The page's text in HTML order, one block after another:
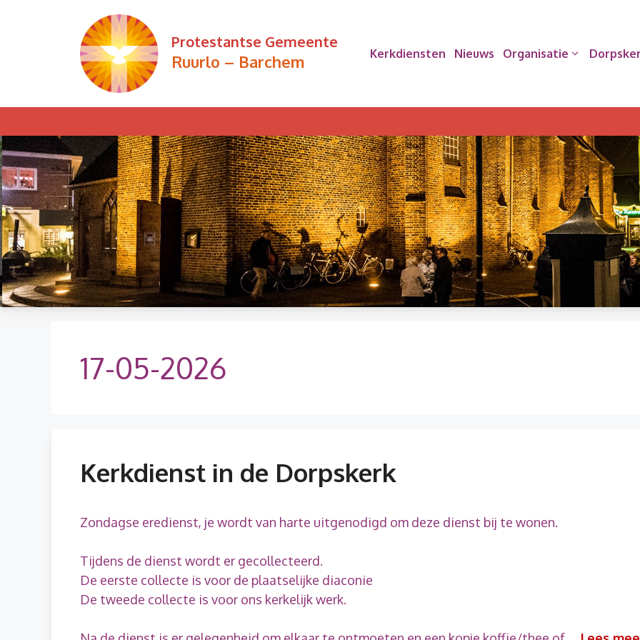
Protestantse Gemeente
Ruurlo – Barchem Kerkdiensten Nieuws Organisatie
17-05-2026
Kerkdienst in de Dorpskerk
Zondagse eredienst, je wordt van harte uitgenodigd om deze dienst bij te wonen.
Tijdens de dienst wordt er gecollecteerd.
De eerste collecte is voor de plaatselijke diaconie
De tweede collecte is voor ons kerkelijk werk.